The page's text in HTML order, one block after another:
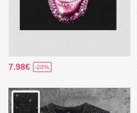
7.98€ -20%